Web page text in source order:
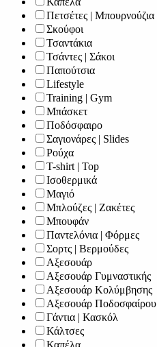
Πετσέτες | Μπουρνούζια
Σκούφοι
Τσαντάκια
Τσάντες | Σάκοι
Παπούτσια
Lifestyle
Training | Gym
Μπάσκετ
Ποδόσφαιρο
Σαγιονάρες | Slides
Ρούχα
T-shirt | Top
Ισοθερμικά
Μαγιό
Μπλούζες | Ζακέτες
Μπουφάν
Παντελόνια | Φόρμες
Σορτς | Βερμούδες
Αξεσουάρ
Αξεσουάρ Γυμναστικής
Αξεσουάρ Κολύμβησης
Αξεσουάρ Ποδοσφαίρου
Γάντια | Κασκόλ
Κάλτσες